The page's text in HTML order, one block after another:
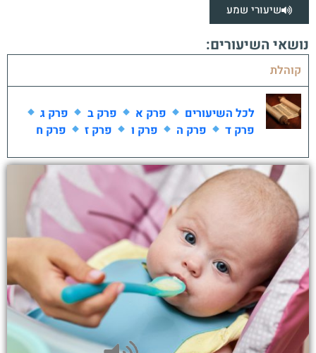
שיעורי שמע
נושאי השיעורים:
קוהלת
לכל השיעורים פרק א פרק ב
פרק ג
פרק ד
פרק ה פרק ו פרק ז פרק ח